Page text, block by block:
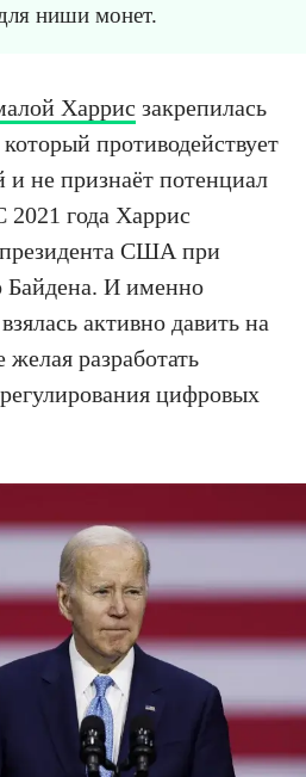
ниши монет.
Харрис закрепилась
противодействует
не признаёт потенциал
года Харрис
США при
И именно
активно давить на
разработать
цифровых